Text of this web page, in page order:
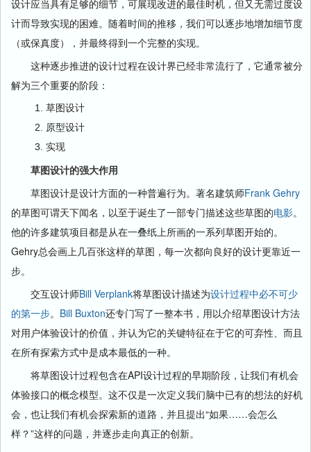
设计应当具有足够的细节，可展现改进的最佳时机，但又无需过度设
计而导致实现的困难。随着时间的推移，我们可以逐步地增加细节度
（或保真度），并最终得到一个完整的实现。
这种逐步推进的设计过程在设计界已经非常流行了，它通常被分
解为三个重要的阶段：
草图设计
原型设计
实现
草图设计的强大作用
草图设计是设计方面的一种普遍行为。著名建筑师Frank Gehry
的草图可谓天下闻名，以至于诞生了一部专门描述这些草图的电影。
他的许多建筑项目都是从在一叠纸上所画的一系列草图开始的。
Gehry总会画上几百张这样的草图，每一次都向良好的设计更靠近一
步。
交互设计师Bill Verplank将草图设计描述为设计过程中必不可少
的第一步。 Bill Buxton还专门写了一整本书，用以介绍草图设计方法
对用户体验设计的价值，并认为它的关键特征在于它的可弃性、而且
在所有探索方式中是成本最低的一种。
将草图设计过程包含在API设计过程的早期阶段，让我们有机会
体验接口的概念模型。这不仅是一次定义我们脑中已有的想法的好机
会，也让我们有机会探索新的道路，并且提出“如果……会怎么
样？”这样的问题，并逐步走向真正的创新。